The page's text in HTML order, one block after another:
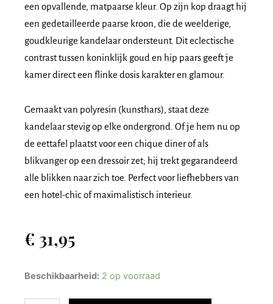
een opvallende, matpaarse kleur. Op zijn kop draagt hij
een gedetailleerde paarse kroon, die de weelderige,
goudkleurige kandelaar ondersteunt. Dit eclectische
contrast tussen koninklijk goud en hip paars geeft je
kamer direct een flinke dosis karakter en glamour.
Gemaakt van polyresin (kunsthars), staat deze
kandelaar stevig op elke ondergrond. Of je hem nu op
de eettafel plaatst voor een chique diner of als
blikvanger op een dressoir zet; hij trekt gegarandeerd
alle blikken naar zich toe. Perfect voor liefhebbers van
een hotel-chic of maximalistisch interieur.
€ 31,95
Beschikbaarheid: 2 op voorraad
Kandelaar
Paars